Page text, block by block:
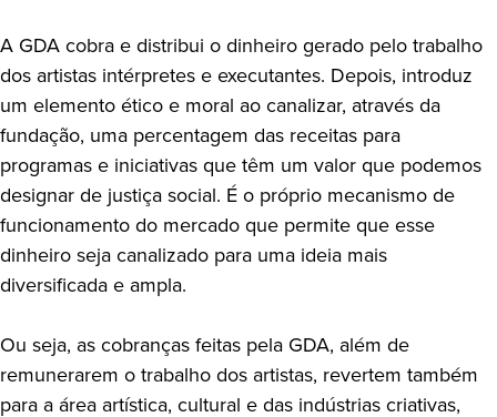
A GDA cobra e distribui o dinheiro gerado pelo trabalho
dos artistas intérpretes e executantes. Depois, introduz
um elemento ético e moral ao canalizar, através da
fundação, uma percentagem das receitas para
programas e iniciativas que têm um valor que podemos
designar de justiça social. É o próprio mecanismo de
funcionamento do mercado que permite que esse
dinheiro seja canalizado para uma ideia mais
diversificada e ampla.
Ou seja, as cobranças feitas pela GDA, além de
remunerarem o trabalho dos artistas, revertem também
para a área artística, cultural e das indústrias criativas,